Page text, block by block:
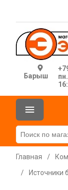
Барыш
Главная /
/
Источники